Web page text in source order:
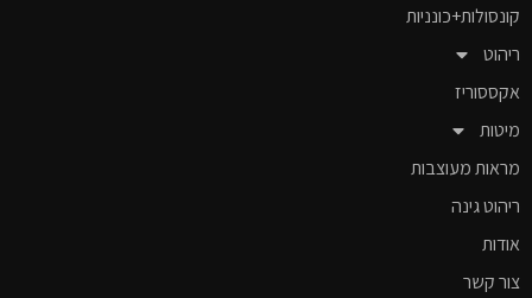
קונסולות+כונניות
ריהוט
אקססוריז
מיטות
מראות מעוצבות
ריהוט גינה
אודות
צור קשר